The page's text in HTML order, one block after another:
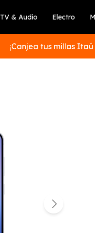
TV & Audio Electro
¡Canjea tus millas